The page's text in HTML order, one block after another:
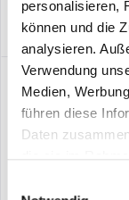
personalisieren,
können und die
analysieren.
Verwendung
Medien,
führen diese
Daten